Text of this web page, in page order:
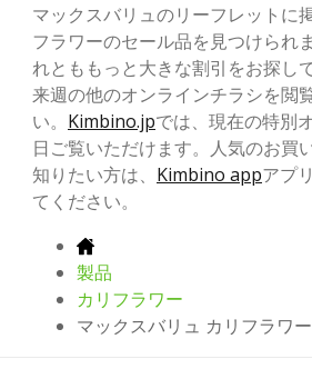
マックスバリュのリーフレットに
フラワーのセール品を見つけられ
れとももっと大きな割引をお探し
来週の他のオンラインチラシを閲
い。 Kimbino.jpでは、現在の特別
日ご覧いただけます。人気のお買
知りたい方は、 Kimbino appアプ
てください。
製品
カリフラワー
マックスバリュ カリフラワー